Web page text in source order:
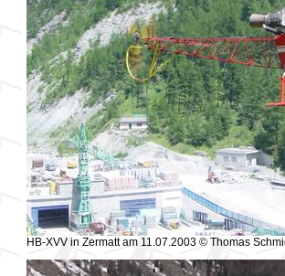
HB-XVV in Zermatt am 11.07.2003 © Thomas